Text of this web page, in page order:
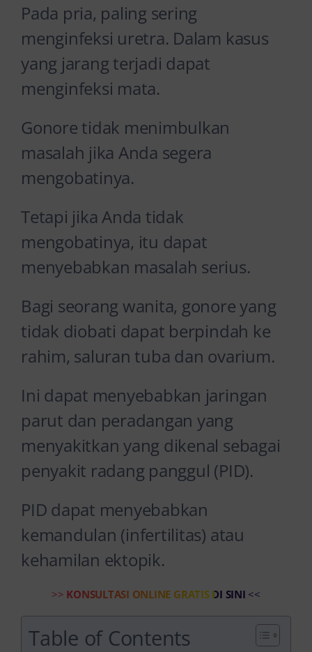
Pada pria, paling sering
menginfeksi uretra. Dalam kasus
yang jarang terjadi dapat
menginfeksi mata.
Gonore tidak menimbulkan
masalah jika Anda segera
mengobatinya.
Tetapi jika Anda tidak
mengobatinya, itu dapat
menyebabkan masalah serius.
Bagi seorang wanita, gonore yang
tidak diobati dapat berpindah ke
rahim, saluran tuba dan ovarium.
Ini dapat menyebabkan jaringan
parut dan peradangan yang
menyakitkan yang dikenal sebagai
penyakit radang panggul (PID).
PID dapat menyebabkan
kemandulan (infertilitas) atau
kehamilan ektopik.
>> KONSULTASI ONLINE GRATIS DI SINI <<
Table of Contents